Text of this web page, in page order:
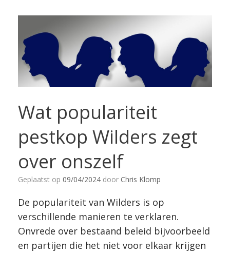
Wat populariteit
pestkop Wilders zegt
over onszelf
Geplaatst op 09/04/2024 door Chris Klomp
De populariteit van Wilders is op
verschillende manieren te verklaren.
Onvrede over bestaand beleid bijvoorbeeld
en partijen die het niet voor elkaar krijgen